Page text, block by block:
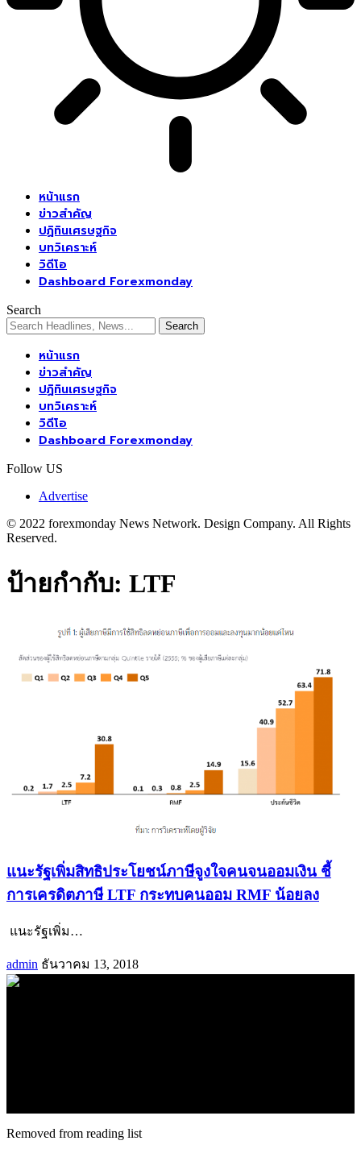
หน้าแรก
ข่าวสำคัญ
ปฏิทินเศรษฐกิจ
บทวิเคราะห์
วิดีโอ
Dashboard Forexmonday
Search
หน้าแรก
ข่าวสำคัญ
ปฏิทินเศรษฐกิจ
บทวิเคราะห์
วิดีโอ
Dashboard Forexmonday
Follow US
Advertise
© 2022 forexmonday News Network. Design Company. All Rights
Reserved.
ป้ายกำกับ: LTF
แนะรัฐเพิ่มสิทธิประโยชน์ภาษีจูงใจคนจนออมเงิน ชี้
การเครดิตภาษี LTF กระทบคนออม RMF น้อยลง
แนะรัฐเพิ่ม…
admin ธันวาคม 13, 2018
Removed from reading list